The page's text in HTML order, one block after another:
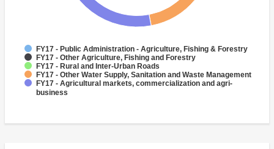
FY17 - Public Administration - Agriculture, Fishing & Forestry
FY17 - Other Agriculture, Fishing and Forestry
FY17 - Rural and Inter-Urban Roads
FY17 - Other Water Supply, Sanitation and Waste Management
FY17 - Agricultural markets, commercialization and agri-
business